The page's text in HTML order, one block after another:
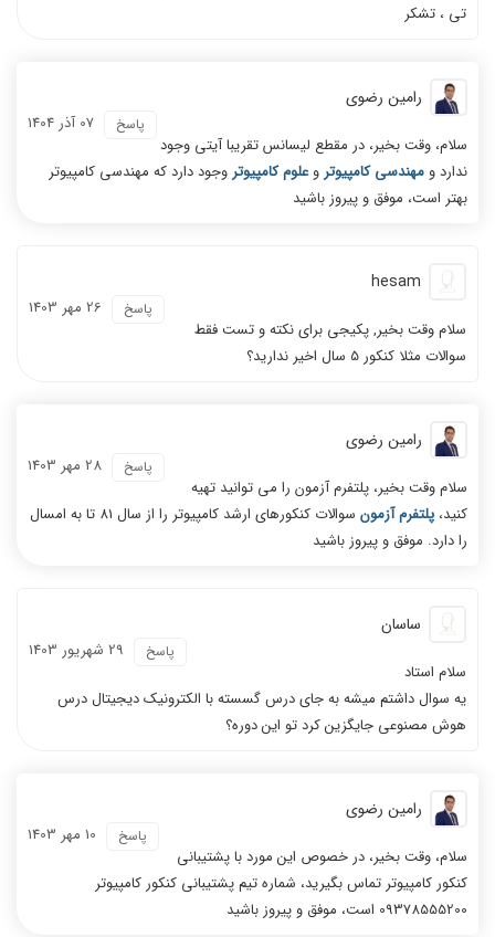
تی ، تشکر
رامین رضوی
07 آذر 1404 پاسخ
سلام، وقت بخیر، در مقطع لیسانس تقریبا آیتی وجود
ندارد و مهندسی کامپیوتر وعلوم کامپیوتر وجود دارد که مهندسی کامپیوتر
بهتر است، موفق و پیروز باشید
hesam
26 مهر 1403 پاسخ
سلام وقت بخیر, پکیجی برای نکته و تست فقط
سوالات مثلا کنکور 5 سال اخیر ندارید؟
رامین رضوی
28 مهر 1403 پاسخ
سلام وقت بخیر، پلتفرم آزمون را می توانید تهیه
کنید، پلتفرم آزمون
سوالات کنکورهای ارشد کامپیوتر را از سال 81 تا به امسال
را دارد. موفق و پیروز باشید
ساسان
29 شهریور 1403 پاسخ
سلام استاد
یه سوال داشتم میشه به جای درس گسسته با الکترونیک دیجیتال درس
هوش مصنوعی جایگزین کرد تو این دوره؟
رامین رضوی
10 مهر 1403 پاسخ
سلام، وقت بخیر، در خصوص این مورد با پشتیبانی
کنکور کامپیوتر تماس بگیرید، شماره تیم پشتیبانی کنکور کامپیوتر
09378555200 است، موفق و پیروز باشید